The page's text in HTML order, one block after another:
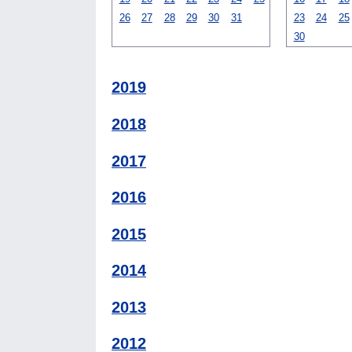
26
27 28 29 30 31
23
24 25
30
2019
2018
2017
2016
2015
2014
2013
2012